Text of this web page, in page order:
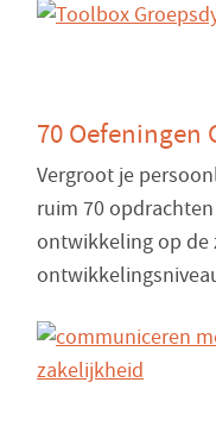
70 Oefeningen
Vergroot je
ruim 70
ontwikkeling op de